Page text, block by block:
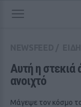
Αυτή η
ανοιχτό
Μάγεψε τον κόσμο